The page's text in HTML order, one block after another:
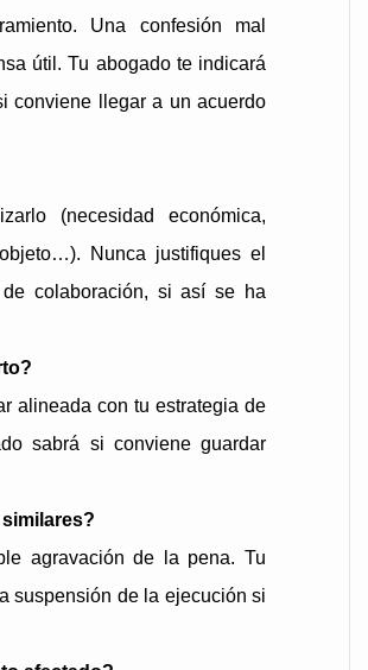
Una confesión mal
útil. Tu abogado te indicará
conviene llegar a un acuerdo
(necesidad económica,
Nunca justifiques el
colaboración, si así se ha
alineada con tu estrategia de
sabrá si conviene guardar
agravación de la pena. Tu
suspensión de la ejecución si